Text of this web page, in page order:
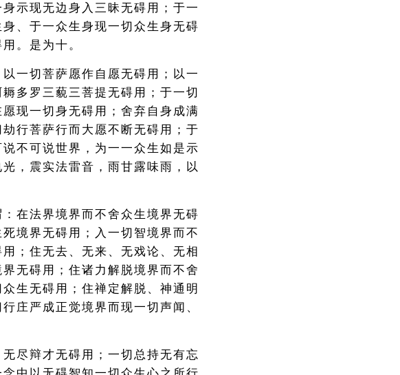
示现无边身入三昧无碍用；于一
、于一众生身现一切众生身无碍
。是为十。
一切菩萨愿作自愿无碍用；以一
多罗三藐三菩提无碍用；于一切
现一切身无碍用；舍弃自身成满
行菩萨行而大愿不断无碍用；于
不可说世界，为一一众生如是示
，震实法雷音，雨甘露味雨，以
在法界境界而不舍众生境界无碍
境界无碍用；入一切智境界而不
；住无去、无来、无戏论、无相
无碍用；住诸力解脱境界而不舍
生无碍用；住禅定解脱、神通明
庄严成正觉境界而现一切声闻、
尽辩才无碍用；一切总持无有忘